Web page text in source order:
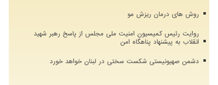
روش های درمان ریزش مو
روایت رئیس کمیسیون امنیت ملی مجلس از پاسخ رهبر شهید
انقلاب به پیشنهاد پناهگاه امن
دشمن صهیونیستی شکست سختی در لبنان خواهد خورد